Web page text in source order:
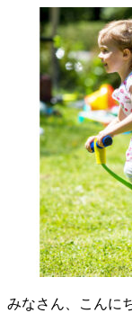
みなさん、こんに